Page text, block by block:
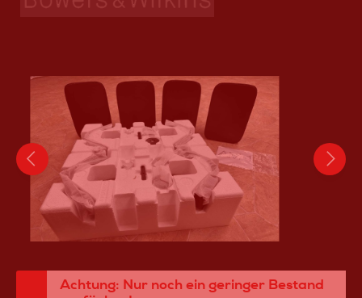
Achtung: Nur noch ein geringer Bestand